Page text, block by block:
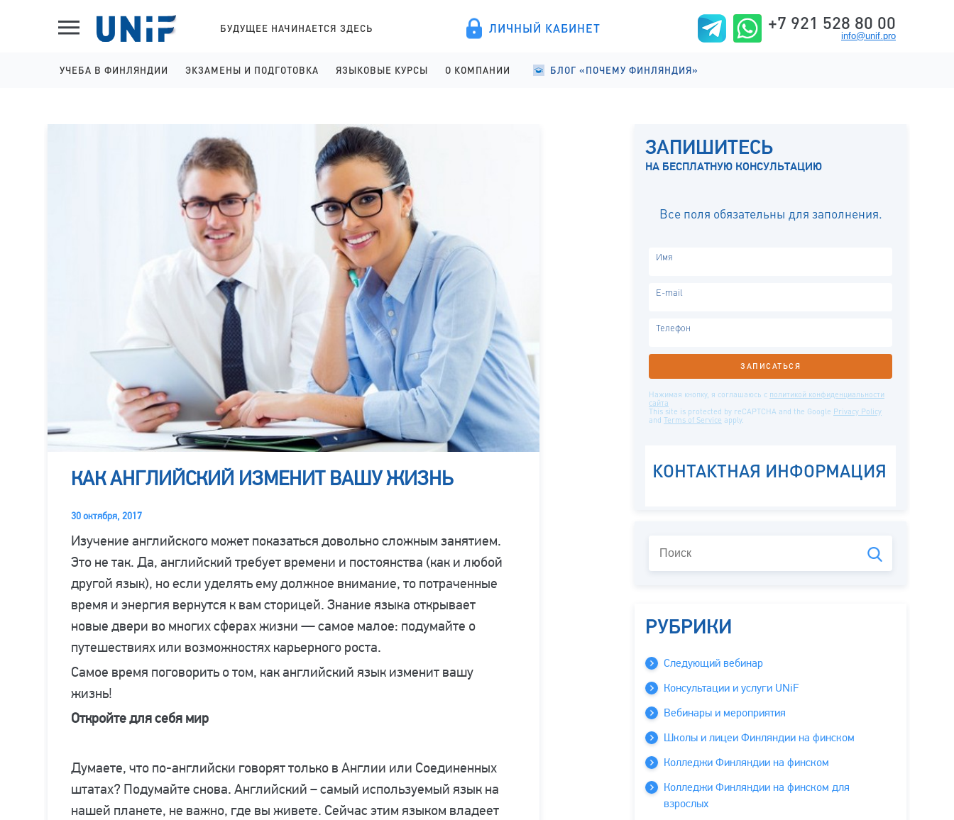
БУДУЩЕЕ НАЧИНАЕТСЯ ЗДЕСЬ ЛИЧНЫЙ КАБИНЕТ +7 921 528 80 00
info@unif.pro
УЧЕБА В ФИНЛЯНДИИ
КОЛЛЕДЖИ НА АНГЛИЙСКОМ
УНИВЕРСИТЕТЫ НА АНГЛИЙСКОМ
КОЛЛЕДЖИ НА ФИНСКОМ
ЭКЗАМЕНЫ И ПОДГОТОВКА
YKI ПОДГОТОВКА И РЕГИСТРАЦИЯ
ЯЗЫКОВЫЕ КУРСЫ
АНГЛИЙСКИЙ ДЛЯ ШКОЛЬНИКОВ
АНГЛИЙСКИЙ ДЛЯ СТАРШЕКЛАССНИКОВ
АНГЛИЙСКИЙ ДЛЯ ВЗРОСЛЫХ
ФИНСКИЙ ДЛЯ ПОСТУПАЮЩИХ
О КОМПАНИИ БЛОГ «ПОЧЕМУ ФИНЛЯНДИЯ»
СТУДЕНЧЕСКАЯ ЖИЗНЬ
КАК АНГЛИЙСКИЙ ИЗМЕНИТ ВАШУ ЖИЗНЬ
30 октября, 2017
Изучение английского может показаться довольно сложным занятием.
Это не так. Да, английский требует времени и постоянства (как и любой
другой язык), но если уделять ему должное внимание, то потраченные
время и энергия вернутся к вам сторицей. Знание языка открывает
новые двери во многих сферах жизни — самое малое: подумайте о
путешествиях или возможностях карьерного роста.
Самое время поговорить о том, как английский язык изменит вашу
жизнь!
Откройтедля себя мир
Думаете, что по-английски говорят только в Англии или Соединенных
штатах? Подумайте снова. Английский – самый используемый язык на
нашей планете, не важно, где вы живете. Сейчас этим языком владеет
ЗАПИШИТЕСЬ
НА БЕСПЛАТНУЮ КОНСУЛЬТАЦИЮ
РУБРИКИ
Следующий вебинар
Консультации и услуги UNiF
Вебинары и мероприятия
Школы и лицеи Финляндии на финском
Колледжи Финляндии на финском
Колледжи Финляндии на финском для
взрослых